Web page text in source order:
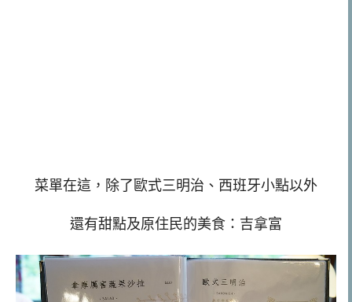
菜單在這，除了歐式三明治、西班牙小點以外
還有甜點及原住民的美食：吉拿富